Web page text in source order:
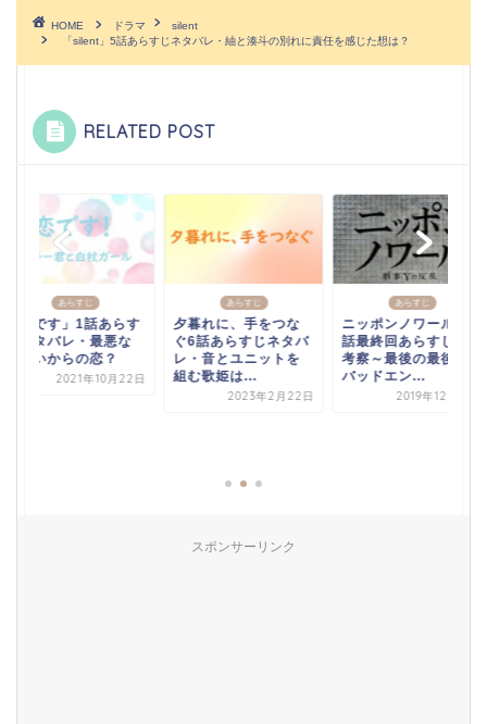
HOME ドラマ
silent
「silent」5話あらすじネタバレ・紬と湊斗の別れに責任を感じた想は？
RELATED POST
あらすじ
「恋です」1話あらす
じネタバレ・最悪な
出会いからの恋？
2021年10月22日
あらすじ
夕暮れに、手をつな
ぐ6話あらすじネタバ
レ・音とユニットを
組む歌姫は...
2023年2月22日
あらすじ
ニッポンノワール10
話最終回あらすじ・
考察～最後の最後で
バッドエン...
2019年12月16日
スポンサーリンク